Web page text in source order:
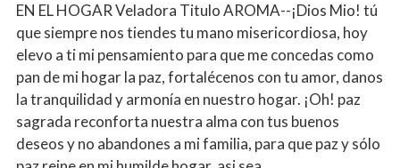
EN EL HOGAR Veladora Titulo AROMA--¡Dios Mio! tú
que siempre nos tiendes tu mano misericordiosa, hoy
elevo a ti mi pensamiento para que me concedas como
pan de mi hogar la paz, fortalécenos con tu amor, danos
la tranquilidad y armonía en nuestro hogar. ¡Oh! paz
sagrada reconforta nuestra alma con tus buenos
deseos y no abandones a mi familia, para que paz y sólo